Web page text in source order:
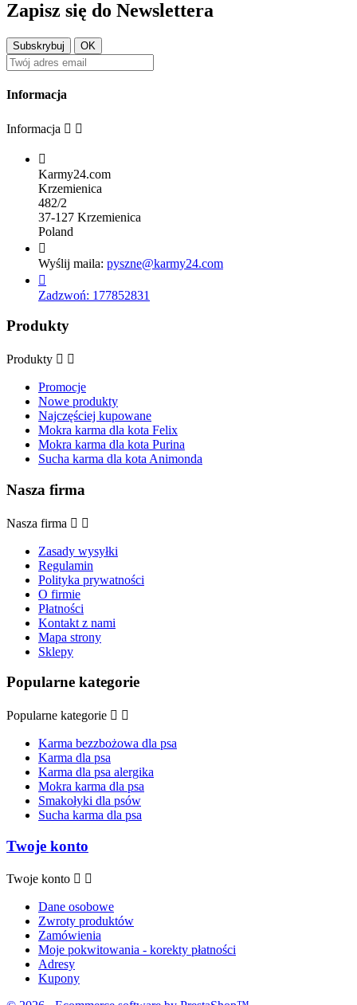
Zapisz się do Newslettera
Informacja
Informacja  

Karmy24.com
Krzemienica
482/2
37-127 Krzemienica
Poland

Wyślij maila: pyszne@karmy24.com

Zadzwoń: 177852831
Produkty
Produkty  
Promocje
Nowe produkty
Najczęściej kupowane
Mokra karma dla kota Felix
Mokra karma dla kota Purina
Sucha karma dla kota Animonda
Nasza firma
Nasza firma  
Zasady wysyłki
Regulamin
Polityka prywatności
O firmie
Płatności
Kontakt z nami
Mapa strony
Sklepy
Popularne kategorie
Popularne kategorie  
Karma bezzbożowa dla psa
Karma dla psa
Karma dla psa alergika
Mokra karma dla psa
Smakołyki dla psów
Sucha karma dla psa
Twoje konto
Twoje konto  
Dane osobowe
Zwroty produktów
Zamówienia
Moje pokwitowania - korekty płatności
Adresy
Kupony